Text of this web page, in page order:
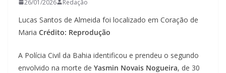
26/01/2026 Redação
Lucas Santos de Almeida foi localizado em Coração de
Maria Crédito: Reprodução
A Polícia Civil da Bahia identificou e prendeu o segundo
envolvido na morte de Yasmin Novais Nogueira, de 30